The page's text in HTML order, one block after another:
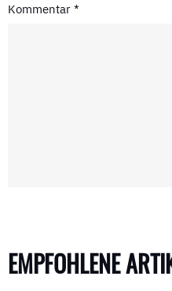
Kommentar *
EMPFOHLENE